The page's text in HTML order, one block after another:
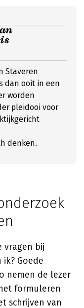
Staveren
dan ooit in een
worden
pleidooi voor
denken.
vragen bij
Goede
nemen de lezer
formuleren
schrijven van